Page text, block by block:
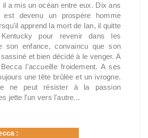
il a mis un océan entre eux. Dix ans
devenu un prospère homme
apprend la mort de Ian, il quitte
pour revenir dans les
son enfance, convaincu que son
et bien décidé à le venger. A
l'accueille froidement. A ses
une tête brûlée et un ivrogne.
ne peut résister à la passion
jette l'un vers l'autre...
: